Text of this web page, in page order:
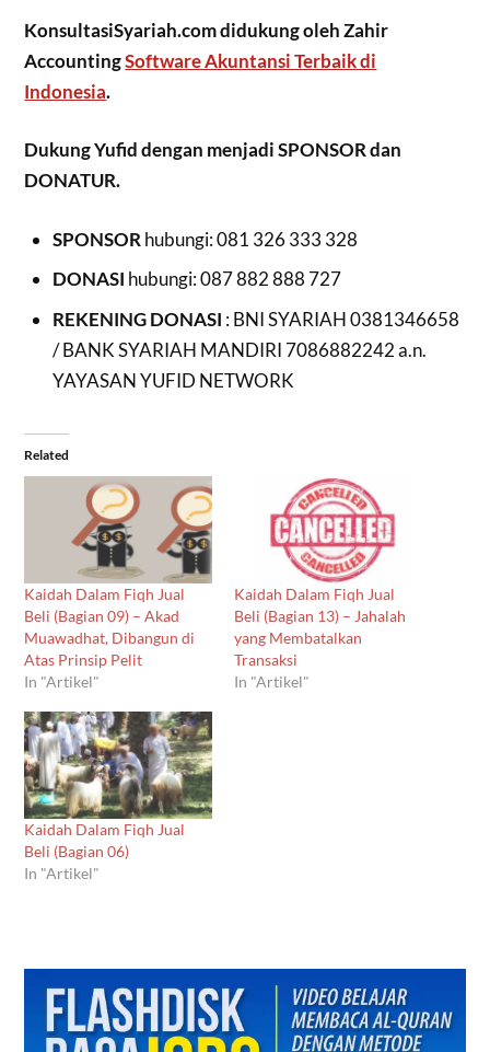
KonsultasiSyariah.com didukung oleh Zahir
AccountingSoftware Akuntansi Terbaik di
Indonesia.
Dukung Yufid dengan menjadi SPONSOR dan
DONATUR.
SPONSOR hubungi: 081 326 333 328
DONASI hubungi: 087 882 888 727
REKENING DONASI : BNI SYARIAH 0381346658
/ BANK SYARIAH MANDIRI 7086882242 a.n.
YAYASAN YUFID NETWORK
Related
Kaidah Dalam Fiqh Jual
Beli (Bagian 09) – Akad
Muawadhat, Dibangun di
Atas Prinsip Pelit
In "Artikel"
Kaidah Dalam Fiqh Jual
Beli (Bagian 13) – Jahalah
yang Membatalkan
Transaksi
In "Artikel"
Kaidah Dalam Fiqh Jual
Beli (Bagian 06)
In "Artikel"